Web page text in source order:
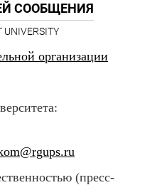
СООБЩЕНИЯ
UNIVERSITY
организации
(пресс-